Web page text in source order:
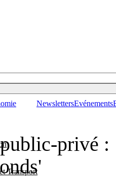
Transport
NewslettersEvénements
privé :